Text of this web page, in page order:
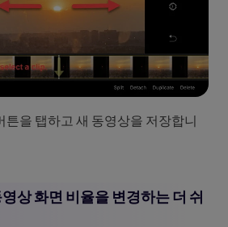
튼을 탭하고 새 동영상을 저장합니
상 화면 비율을 변경하는 더 쉬